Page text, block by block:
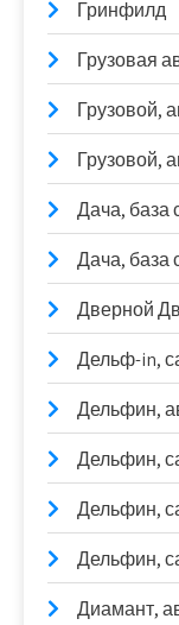
Гринфилд
Грузовая
Грузовой,
Грузовой,
Дача, база
Дача, база
Дверной
Дельф-in,
Дельфин,
Дельфин,
Дельфин,
Дельфин,
Диамант,